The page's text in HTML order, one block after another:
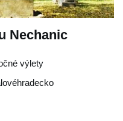
Nechanic
výlety